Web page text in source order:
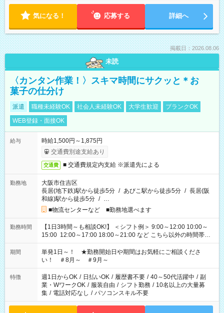
気になる！ 応募する 詳細へ
掲載日：2026.08.06
未読
〈カンタン作業！〉スキマ時間にサクッと＊お
菓子の仕分け
派遣 職種未経験OK 社会人未経験OK 大学生歓迎
ブランクOK
WEB登録・面接OK
給与
時給1,500円～1,875円
交通費別途支給あり
交通費 ■ 交通費規定内支給 ※派遣先による
勤務地
大阪市住吉区
長居(地下鉄)駅から徒歩5分 / あびこ駅から徒歩5分 / 長居(阪
和線)駅から徒歩5分 / …
■物流センターなど ■勤務地選べます
勤務時間
【1日3時間～も相談OK!】 ＜シフト例＞ 9:00～12:00 10:00～
15:00 12:00～17:00 18:00～21:00 など こちら以外の時間帯も
お気軽にご相談ください！
期間
単発1日～！ ★勤務開始日や期間はお気軽にご相談くださ
い！ ＃8月～ ＃9月～
特徴 週1日からOK / 日払いOK / 履歴書不要 / 40～50代活躍中 / 副
業・WワークOK / 服装自由 / シフト勤務 / 10名以上の大量募
集 / 電話対応なし / パソコンスキル不要